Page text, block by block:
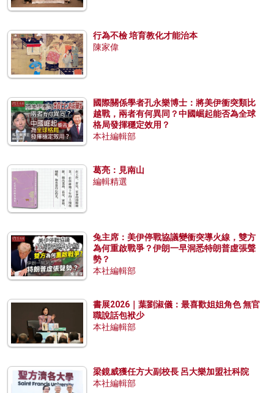
行為不檢 培育教化才能治本
陳家偉
國際關係學者孔永樂博士：將美伊衝突類比
越戰，兩者有何異同？中國崛起能否為全球
格局發揮穩定效用？
本社編輯部
葛亮：見南山
編輯精選
兔主席：美伊停戰協議變衝突導火線，雙方
為何重啟戰爭？伊朗一早洞悉特朗普虛張聲
勢？
本社編輯部
書展2026｜葉劉淑儀：最喜歡姐姐角色 無官
職說話包袱少
本社編輯部
梁鏡威獲任方大副校長 呂大樂加盟社科院
本社編輯部